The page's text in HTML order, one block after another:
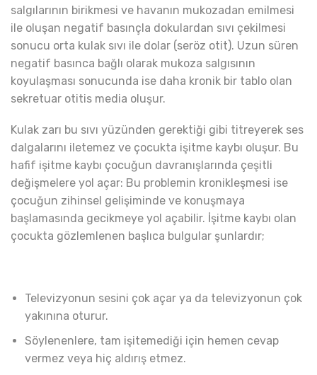
salgılarının birikmesi ve havanın mukozadan emilmesi
ile oluşan negatif basınçla dokulardan sıvı çekilmesi
sonucu orta kulak sıvı ile dolar (seröz otit). Uzun süren
negatif basınca bağlı olarak mukoza salgısının
koyulaşması sonucunda ise daha kronik bir tablo olan
sekretuar otitis media oluşur.
Kulak zarı bu sıvı yüzünden gerektiği gibi titreyerek ses
dalgalarını iletemez ve çocukta işitme kaybı oluşur. Bu
hafif işitme kaybı çocuğun davranışlarında çeşitli
değişmelere yol açar: Bu problemin kronikleşmesi ise
çocuğun zihinsel gelişiminde ve konuşmaya
başlamasında gecikmeye yol açabilir. İşitme kaybı olan
çocukta gözlemlenen başlıca bulgular şunlardır;
Televizyonun sesini çok açar ya da televizyonun çok
yakınına oturur.
Söylenenlere, tam işitemediği için hemen cevap
vermez veya hiç aldırış etmez.